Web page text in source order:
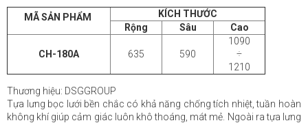
MÃ SẢN PHẨM
KÍCH THƯỚC
Rộng
Sâu Cao
CH-180A 635 590
1090
÷
1210
Thương hiệu: DSGGROUP
Tựa lưng bọc lưới bền chắc có khả năng chống tích nhiệt, tuần hoàn
không khí giúp cảm giác luôn khô thoáng, mát mẻ. Ngoài ra tựa lưng